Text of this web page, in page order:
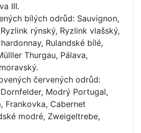
III.
bílých odrůd: Sauvignon,
rýnský, Ryzlink vlašský,
Rulandské bílé,
Thurgau, Pálava,
červených odrůd:
Modrý Portugal,
Frankovka, Cabernet
modré, Zweigeltrebe,